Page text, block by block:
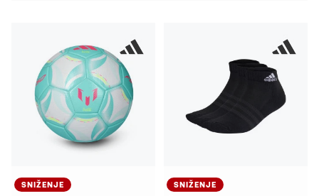
SNIŽENJE SNIŽENJE